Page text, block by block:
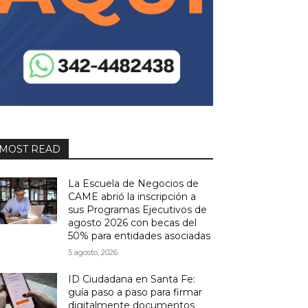
READ
La Escuela de Negocios de
CAME abrió la inscripción a
sus Programas Ejecutivos de
agosto 2026 con becas del
50% para entidades asociadas
5 agosto, 2026
ID Ciudadana en Santa Fe:
guía paso a paso para firmar
digitalmente documentos